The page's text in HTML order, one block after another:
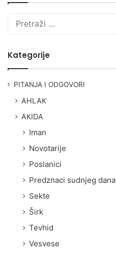
Kategorije
PITANJA I ODGOVORI
AHLAK
AKIDA
Iman
Novotarije
Poslanici
Predznaci sudnjeg dana
Sekte
Širk
Tevhid
Vesvese